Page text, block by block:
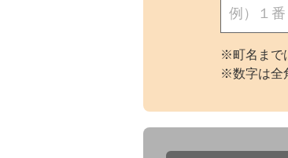
※町名まで
※数字は全